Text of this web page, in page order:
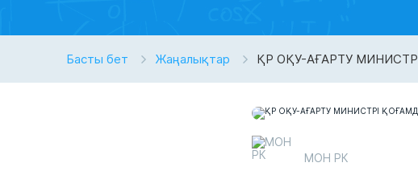
Басты бет Жаңалықтар ҚР ОҚУ-АҒАРТУ
МОН РК